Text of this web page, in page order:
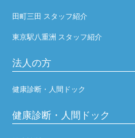
田町三田 スタッフ紹介
東京駅八重洲 スタッフ紹介
法人の方
健康診断・人間ドック
健康診断・人間ドック